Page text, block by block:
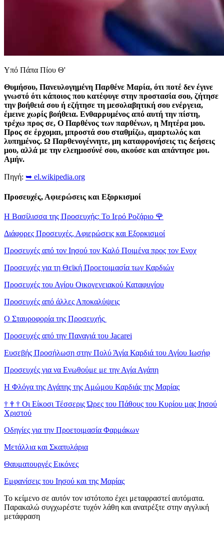
Υπό Πάπα Πίου Θ'
Θυμήσου, Πανευλογημένη Παρθένε Μαρία, ότι ποτέ δεν έγινε
γνωστό ότι κάποιος που κατέφυγε στην προστασία σου, ζήτησε
την βοήθειά σου ή εζήτησε τη μεσολαβητική σου ενέργεια,
έμεινε χωρίς βοήθεια. Ενθαρρυμένος από αυτή την πίστη,
τρέχω προς σε, Ο Παρθένος των παρθένων, η Μητέρα μου.
Προς σε έρχομαι, μπροστά σου σταθμίζω, αμαρτωλός και
λυπημένος. Ω Παρθενογέννητε, μη καταφρονήσεις τις δεήσεις
μου, αλλά με την ελεημοσύνέ σου, ακούσε και απάντησε μοι.
Αμήν.
Πηγή: ➥ el.wikipedia.org
Προσευχές, Αφιερώσεις και Εξορκισμοί
Η Βασίλισσα της Προσευχής: Το Ιερό Ροζάριο 🌹
Διάφορες Προσευχές, Αφιερώσεις και Εξορκισμοί
Προσευχές από τον Ιησού τον Καλό Ποιμένα προς τον Ενοχ
Προσευχές για τη Θεϊκή Προετοιμασία των Καρδιών
Προσευχές του Αγίου Οικογενειακού Καταφυγίου
Προσευχές από άλλες Αποκαλύψεις
Ο Σταυροφορία της Προσευχής
Προσευχές από την Παναγιά του Jacarei
Ευσεβής Προσήλωση στην Πολύ Άγία Καρδιά του Αγίου Ιωσήφ
Προσευχές για να Ενωθούμε με την Αγία Αγάπη
Η Φλόγα της Αγάπης της Αμώμου Καρδιάς της Μαρίας
† † † Οι Είκοσι Τέσσερις Ώρες του Πάθους του Κυρίου μας Ιησού
Χριστού
Οδηγίες για την Προετοιμασία Φαρμάκων
Μετάλλια και Σκαπυλάρια
Θαυματουργές Εικόνες
Εμφανίσεις του Ιησού και της Μαρίας
Το κείμενο σε αυτόν τον ιστότοπο έχει μεταφραστεί αυτόματα.
Παρακαλώ συγχωρέστε τυχόν λάθη και ανατρέξτε στην αγγλική
μετάφραση